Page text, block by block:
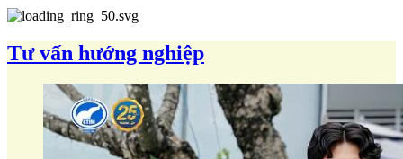
Tư vấn hướng nghiệp